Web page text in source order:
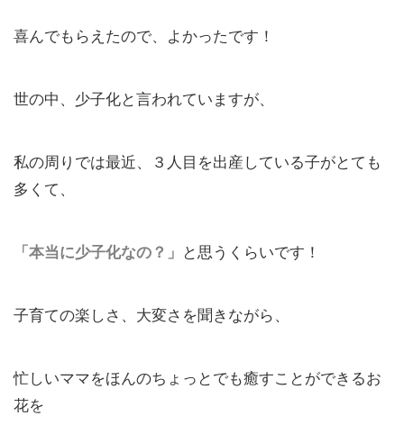
喜んでもらえたので、よかったです！
世の中、少子化と言われていますが、
私の周りでは最近、３人目を出産している子がとても
多くて、
「本当に少子化なの？」 と思うくらいです！
子育ての楽しさ、大変さを聞きながら、
忙しいママをほんのちょっとでも癒すことができるお
花を